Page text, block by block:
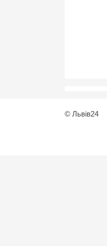
© Львів24